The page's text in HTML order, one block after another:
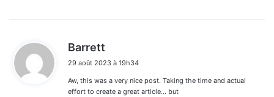
Barrett
t
:
29 août 2023 à 19h34
Aw, this was a very nice post. Taking the time and actual
effort to create a great article… but